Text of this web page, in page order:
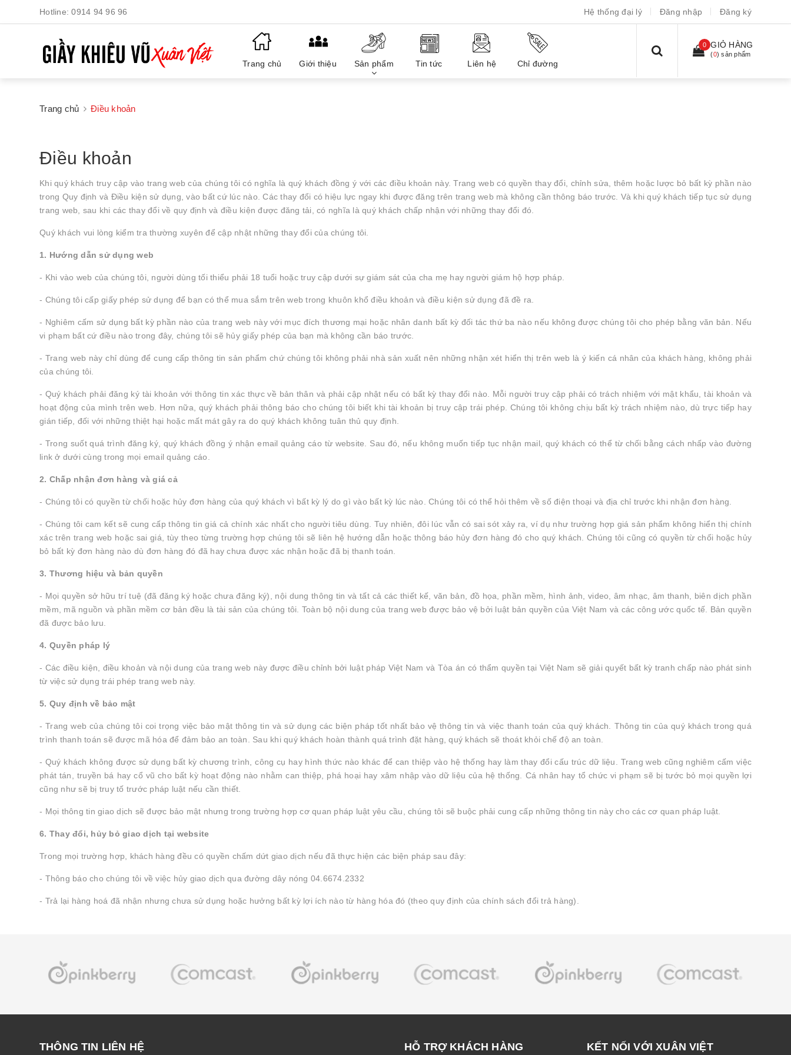
Hotline:0914 94 96 96 Hệ thống đại lý Đăng nhập Đăng ký
Trang chủ Giới thiệu Sản phẩm Tin tức Liên hệ Chỉ đường
0 GIỎ HÀNG
(0) sản phẩm
Trang chủ Điều khoản
Điều khoản
Khi quý khách truy cập vào trang web của chúng tôi có nghĩa là quý khách đồng ý với các điều khoản này. Trang web có quyền thay đổi, chỉnh sửa, thêm hoặc lược bỏ bất kỳ phần nào
trong Quy định và Điều kiện sử dụng, vào bất cứ lúc nào. Các thay đổi có hiệu lực ngay khi được đăng trên trang web mà không cần thông báo trước. Và khi quý khách tiếp tục sử dụng
trang web, sau khi các thay đổi về quy định và điều kiện được đăng tải, có nghĩa là quý khách chấp nhận với những thay đổi đó.
Quý khách vui lòng kiểm tra thường xuyên để cập nhật những thay đổi của chúng tôi.
1. Hướng dẫn sử dụng web
- Khi vào web của chúng tôi, người dùng tối thiểu phải 18 tuổi hoặc truy cập dưới sự giám sát của cha mẹ hay người giám hộ hợp pháp.
- Chúng tôi cấp giấy phép sử dụng để bạn có thể mua sắm trên web trong khuôn khổ điều khoản và điều kiện sử dụng đã đề ra.
- Nghiêm cấm sử dụng bất kỳ phần nào của trang web này với mục đích thương mại hoặc nhân danh bất kỳ đối tác thứ ba nào nếu không được chúng tôi cho phép bằng văn bản. Nếu
vi phạm bất cứ điều nào trong đây, chúng tôi sẽ hủy giấy phép của bạn mà không cần báo trước.
- Trang web này chỉ dùng để cung cấp thông tin sản phẩm chứ chúng tôi không phải nhà sản xuất nên những nhận xét hiển thị trên web là ý kiến cá nhân của khách hàng, không phải
của chúng tôi.
- Quý khách phải đăng ký tài khoản với thông tin xác thực về bản thân và phải cập nhật nếu có bất kỳ thay đổi nào. Mỗi người truy cập phải có trách nhiệm với mật khẩu, tài khoản và
hoạt động của mình trên web. Hơn nữa, quý khách phải thông báo cho chúng tôi biết khi tài khoản bị truy cập trái phép. Chúng tôi không chịu bất kỳ trách nhiệm nào, dù trực tiếp hay
gián tiếp, đối với những thiệt hại hoặc mất mát gây ra do quý khách không tuân thủ quy định.
- Trong suốt quá trình đăng ký, quý khách đồng ý nhận email quảng cáo từ website. Sau đó, nếu không muốn tiếp tục nhận mail, quý khách có thể từ chối bằng cách nhấp vào đường
link ở dưới cùng trong mọi email quảng cáo.
2. Chấp nhận đơn hàng và giá cả
- Chúng tôi có quyền từ chối hoặc hủy đơn hàng của quý khách vì bất kỳ lý do gì vào bất kỳ lúc nào. Chúng tôi có thể hỏi thêm về số điện thoại và địa chỉ trước khi nhận đơn hàng.
- Chúng tôi cam kết sẽ cung cấp thông tin giá cả chính xác nhất cho người tiêu dùng. Tuy nhiên, đôi lúc vẫn có sai sót xảy ra, ví dụ như trường hợp giá sản phẩm không hiển thị chính
xác trên trang web hoặc sai giá, tùy theo từng trường hợp chúng tôi sẽ liên hệ hướng dẫn hoặc thông báo hủy đơn hàng đó cho quý khách. Chúng tôi cũng có quyền từ chối hoặc hủy
bỏ bất kỳ đơn hàng nào dù đơn hàng đó đã hay chưa được xác nhận hoặc đã bị thanh toán.
3. Thương hiệu và bản quyền
- Mọi quyền sở hữu trí tuệ (đã đăng ký hoặc chưa đăng ký), nội dung thông tin và tất cả các thiết kế, văn bản, đồ họa, phần mềm, hình ảnh, video, âm nhạc, âm thanh, biên dịch phần
mềm, mã nguồn và phần mềm cơ bản đều là tài sản của chúng tôi. Toàn bộ nội dung của trang web được bảo vệ bởi luật bản quyền của Việt Nam và các công ước quốc tế. Bản quyền
đã được bảo lưu.
4. Quyền pháp lý
- Các điều kiện, điều khoản và nội dung của trang web này được điều chỉnh bởi luật pháp Việt Nam và Tòa án có thẩm quyền tại Việt Nam sẽ giải quyết bất kỳ tranh chấp nào phát sinh
từ việc sử dụng trái phép trang web này.
5. Quy định về bảo mật
- Trang web của chúng tôi coi trọng việc bảo mật thông tin và sử dụng các biện pháp tốt nhất bảo vệ thông tin và việc thanh toán của quý khách. Thông tin của quý khách trong quá
trình thanh toán sẽ được mã hóa để đảm bảo an toàn. Sau khi quý khách hoàn thành quá trình đặt hàng, quý khách sẽ thoát khỏi chế độ an toàn.
- Quý khách không được sử dụng bất kỳ chương trình, công cụ hay hình thức nào khác để can thiệp vào hệ thống hay làm thay đổi cấu trúc dữ liệu. Trang web cũng nghiêm cấm việc
phát tán, truyền bá hay cổ vũ cho bất kỳ hoạt động nào nhằm can thiệp, phá hoại hay xâm nhập vào dữ liệu của hệ thống. Cá nhân hay tổ chức vi phạm sẽ bị tước bỏ mọi quyền lợi
cũng như sẽ bị truy tố trước pháp luật nếu cần thiết.
- Mọi thông tin giao dịch sẽ được bảo mật nhưng trong trường hợp cơ quan pháp luật yêu cầu, chúng tôi sẽ buộc phải cung cấp những thông tin này cho các cơ quan pháp luật.
6. Thay đổi, hủy bỏ giao dịch tại website
Trong mọi trường hợp, khách hàng đều có quyền chấm dứt giao dịch nếu đã thực hiện các biện pháp sau đây:
- Thông báo cho chúng tôi về việc hủy giao dịch qua đường dây nóng 04.6674.2332
- Trả lại hàng hoá đã nhận nhưng chưa sử dụng hoặc hưởng bất kỳ lợi ích nào từ hàng hóa đó (theo quy định của chính sách đổi trả hàng).
THÔNG TIN LIÊN HỆ HỖ TRỢ KHÁCH HÀNG KẾT NỐI VỚI XUÂN VIỆT